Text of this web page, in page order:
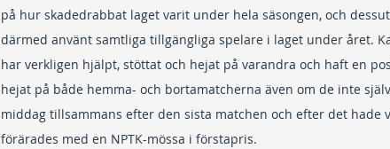
på hur skadedrabbat laget varit under hela säsongen, och
därmed använt samtliga tillgängliga spelare i laget under året.
har verkligen hjälpt, stöttat och hejat på varandra och haft en
hejat på både hemma- och bortamatcherna även om de inte
middag tillsammans efter den sista matchen och efter det hade
förärades med en NPTK-mössa i förstapris.